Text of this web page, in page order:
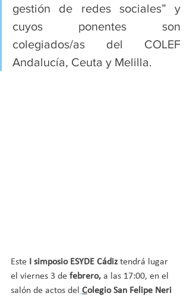
gestión de redes sociales” y
cuyos ponentes son
colegiados/as del COLEF
Andalucía, Ceuta y Melilla.
Este I simposio ESYDE Cádiz tendrá lugar
el viernes 3 de febrero, a las 17:00, en el
salón de actos del Colegio San Felipe Neri